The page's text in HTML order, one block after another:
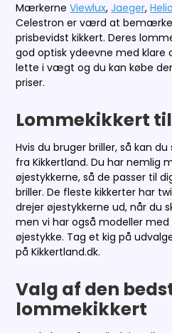
MærkerneViewlux,Jaeger,
Celestron er værd at
prisbevidst kikkert. Deres
god optisk ydeevne med klare
lette i vægt og du kan købe
priser.
Lommekikkert
Hvis du bruger briller, så kan
fra Kikkertland. Du har nemlig
øjestykkerne, så de passer til
briller. De fleste kikkerter har
drejer øjestykkerne ud, når du
men vi har også modeller
øjestykke. Tag et kig på
på Kikkertland.dk.
Valg af den
lommekikkert